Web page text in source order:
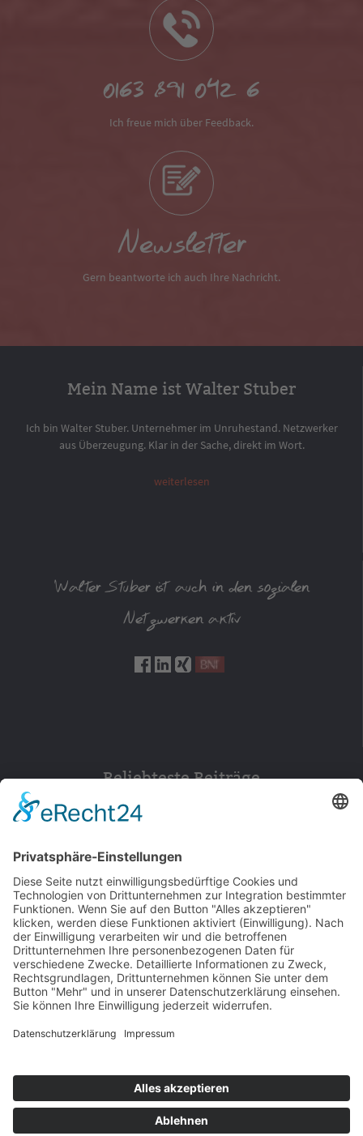
0163 891 042 6
Ich freue mich über Feedback.
Newsletter
Gern beantworte ich auch Ihre Nachricht.
Mein Name ist Walter Stuber
Ich bin Walter Stuber. Unternehmer im Unruhestand. Netzwerker
aus Überzeugung. Klar in der Sache, direkt im Wort.
weiterlesen
Walter Stuber ist auch in den sozialen
Netzwerken aktiv
Beliebteste Beiträge
© 2026 Walter Stuber -Impressum Datenschutz
Gemeinhardt Service - Mutmacher.jetzt
Bewertungen auf ProvenExpert.com